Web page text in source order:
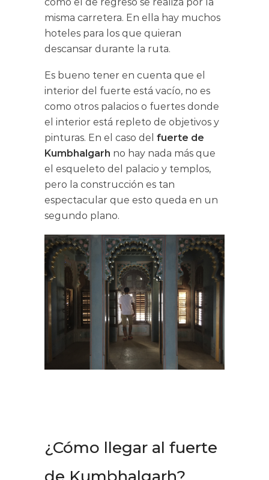
misma carretera. En ella hay muchos
hoteles para los que quieran
descansar durante la ruta.
Es bueno tener en cuenta que el
interior del fuerte está vacío, no es
como otros palacios o fuertes donde
el interior está repleto de objetivos y
pinturas. En el caso del fuerte de
Kumbhalgarh no hay nada más que
el esqueleto del palacio y templos,
pero la construcción es tan
espectacular que esto queda en un
segundo plano.
¿Cómo llegar al fuerte